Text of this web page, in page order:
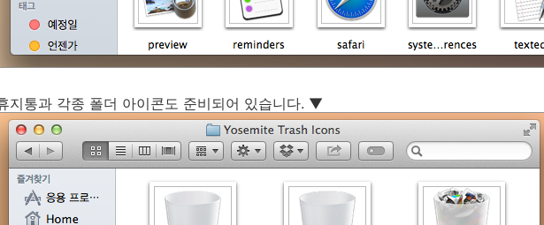
지통과 각종 폴더 아이콘도 준비되어 있습니다. ▼